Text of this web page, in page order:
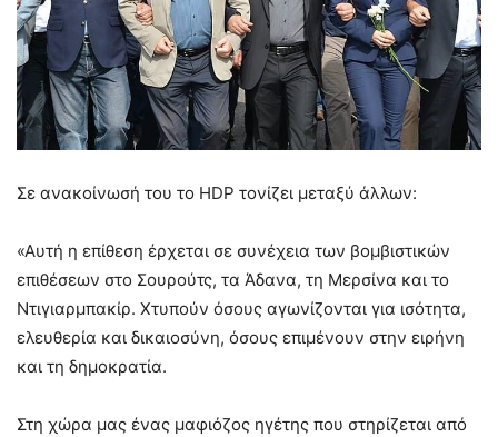
Σε ανακοίνωσή του το HDP τονίζει μεταξύ άλλων:
«Αυτή η επίθεση έρχεται σε συνέχεια των βομβιστικών
επιθέσεων στο Σουρούτς, τα Άδανα, τη Μερσίνα και το
Ντιγιαρμπακίρ. Χτυπούν όσους αγωνίζονται για ισότητα,
ελευθερία και δικαιοσύνη, όσους επιμένουν στην ειρήνη
και τη δημοκρατία.
Στη χώρα μας ένας μαφιόζος ηγέτης που στηρίζεται από